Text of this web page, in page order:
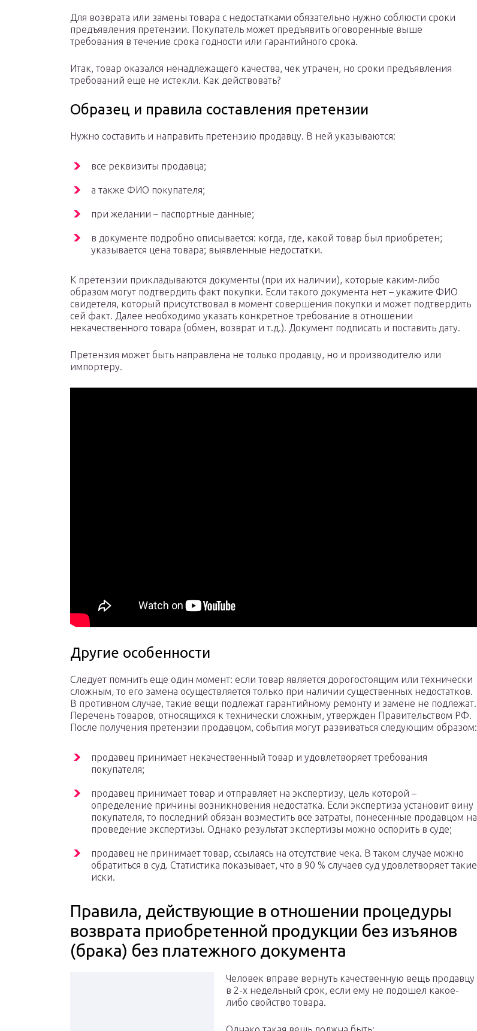
Для возврата или замены товара с недостатками обязательно нужно соблюсти сроки
предъявления претензии. Покупатель может предъявить оговоренные выше
требования в течение срока годности или гарантийного срока.
Итак, товар оказался ненадлежащего качества, чек утрачен, но сроки предъявления
требований еще не истекли. Как действовать?
Образец и правила составления претензии
Нужно составить и направить претензию продавцу. В ней указываются:
все реквизиты продавца;
а также ФИО покупателя;
при желании – паспортные данные;
в документе подробно описывается: когда, где, какой товар был приобретен;
указывается цена товара; выявленные недостатки.
К претензии прикладываются документы (при их наличии), которые каким-либо
образом могут подтвердить факт покупки. Если такого документа нет – укажите ФИО
свидетеля, который присутствовал в момент совершения покупки и может подтвердить
сей факт. Далее необходимо указать конкретное требование в отношении
некачественного товара (обмен, возврат и т.д.). Документ подписать и поставить дату.
Претензия может быть направлена не только продавцу, но и производителю или
импортеру.
Другие особенности
Следует помнить еще один момент: если товар является дорогостоящим или технически
сложным, то его замена осуществляется только при наличии существенных недостатков.
В противном случае, такие вещи подлежат гарантийному ремонту и замене не подлежат.
Перечень товаров, относящихся к технически сложным, утвержден Правительством РФ.
После получения претензии продавцом, события могут развиваться следующим образом:
продавец принимает некачественный товар и удовлетворяет требования
покупателя;
продавец принимает товар и отправляет на экспертизу, цель которой –
определение причины возникновения недостатка. Если экспертиза установит вину
покупателя, то последний обязан возместить все затраты, понесенные продавцом на
проведение экспертизы. Однако результат экспертизы можно оспорить в суде;
продавец не принимает товар, ссылаясь на отсутствие чека. В таком случае можно
обратиться в суд. Статистика показывает, что в 90 % случаев суд удовлетворяет такие
иски.
Правила, действующие в отношении процедуры
возврата приобретенной продукции без изъянов
(брака) без платежного документа
Человек вправе вернуть качественную вещь продавцу
в 2-х недельный срок, если ему не подошел какое-
либо свойство товара.